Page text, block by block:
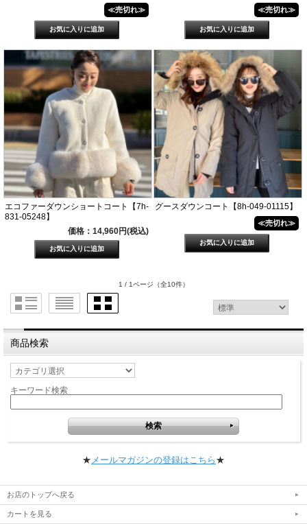
≪売切れ≫ ≪売切れ≫
エコファーダウンショートコート【7h-
831-05248】
価格：14,960円(税込)
グースダウンコート【8h-049-01115】
≪売切れ≫
1 / 1ページ （全10件）
商品検索
キーワード検索
★ メールマガジンの登録はこちら ★
お店のトップへ戻る
カートを見る